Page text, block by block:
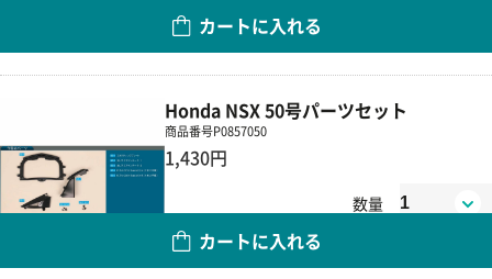
カートに入れる
Honda NSX 50号パーツセット
商品番号P0857050
1,430円
数量
カートに入れる